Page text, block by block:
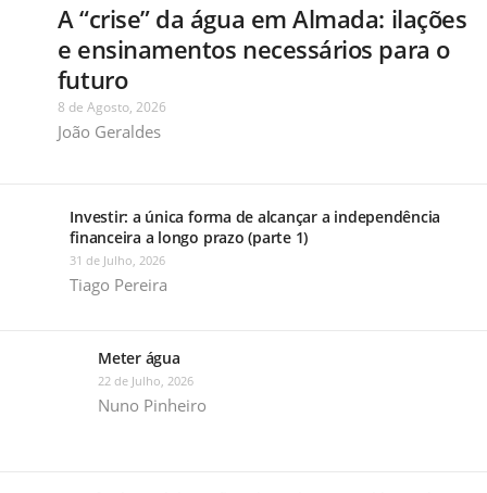
A “crise” da água em Almada: ilações
e ensinamentos necessários para o
futuro
8 de Agosto, 2026
João Geraldes
Investir: a única forma de alcançar a independência
financeira a longo prazo (parte 1)
31 de Julho, 2026
Tiago Pereira
Meter água
22 de Julho, 2026
Nuno Pinheiro